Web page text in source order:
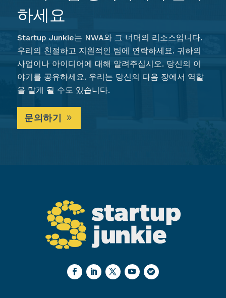
하세요
Startup Junkie는 NWA와 그 너머의 리소스입니다.
우리의 친절하고 지원적인 팀에 연락하세요. 귀하의
사업이나 아이디어에 대해 알려주십시오. 당신의 이
야기를 공유하세요. 우리는 당신의 다음 장에서 역할
을 맡게 될 수도 있습니다.
문의하기